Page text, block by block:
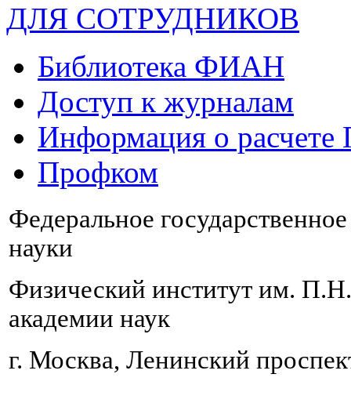
ДЛЯ СОТРУДНИКОВ
Библиотека ФИАН
Доступ к журналам
Информация о
Профком
Федеральное
науки
Физический институт им.
академии наук
г. Москва, Ленинский